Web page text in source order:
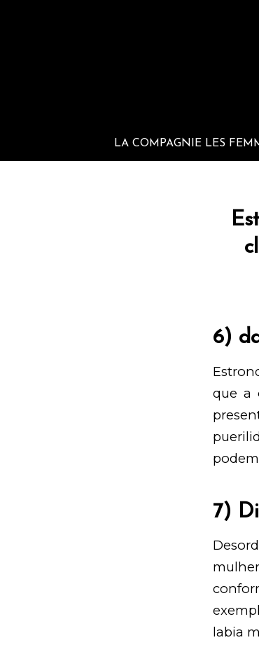
LA COMPAGNIE LES
6)
que a
7)
labia